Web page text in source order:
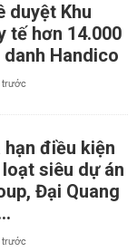
duyệt Khu
tế hơn 14.000
Handico
trước
hạn điều kiện
siêu dự án
Đại Quang
trước